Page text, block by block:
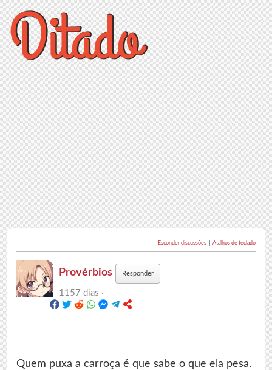
Esconder discussões Atalhos de teclado
Provérbios Responder
1157 dias ·
Quem puxa a carroça é que sabe o que ela pesa.